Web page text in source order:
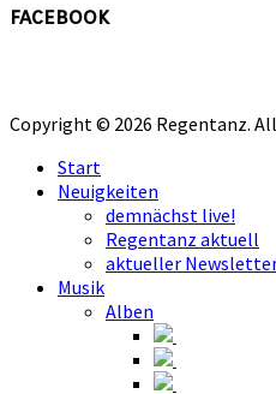
facebook
Copyright © 2026 Regentanz.
Start
Neuigkeiten
demnächst live!
Regentanz aktuell
aktueller
Musik
Alben